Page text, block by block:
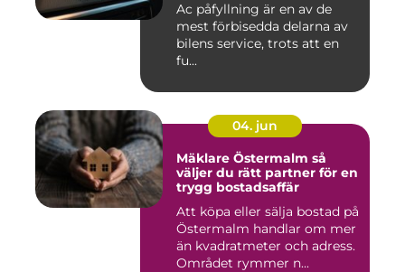
Ac påfyllning är en av de
mest förbisedda delarna av
bilens service, trots att en
fu...
04. jun
Mäklare Östermalm så
väljer du rätt partner för en
trygg bostadsaffär
Att köpa eller sälja bostad på
Östermalm handlar om mer
än kvadratmeter och adress.
Området rymmer n...